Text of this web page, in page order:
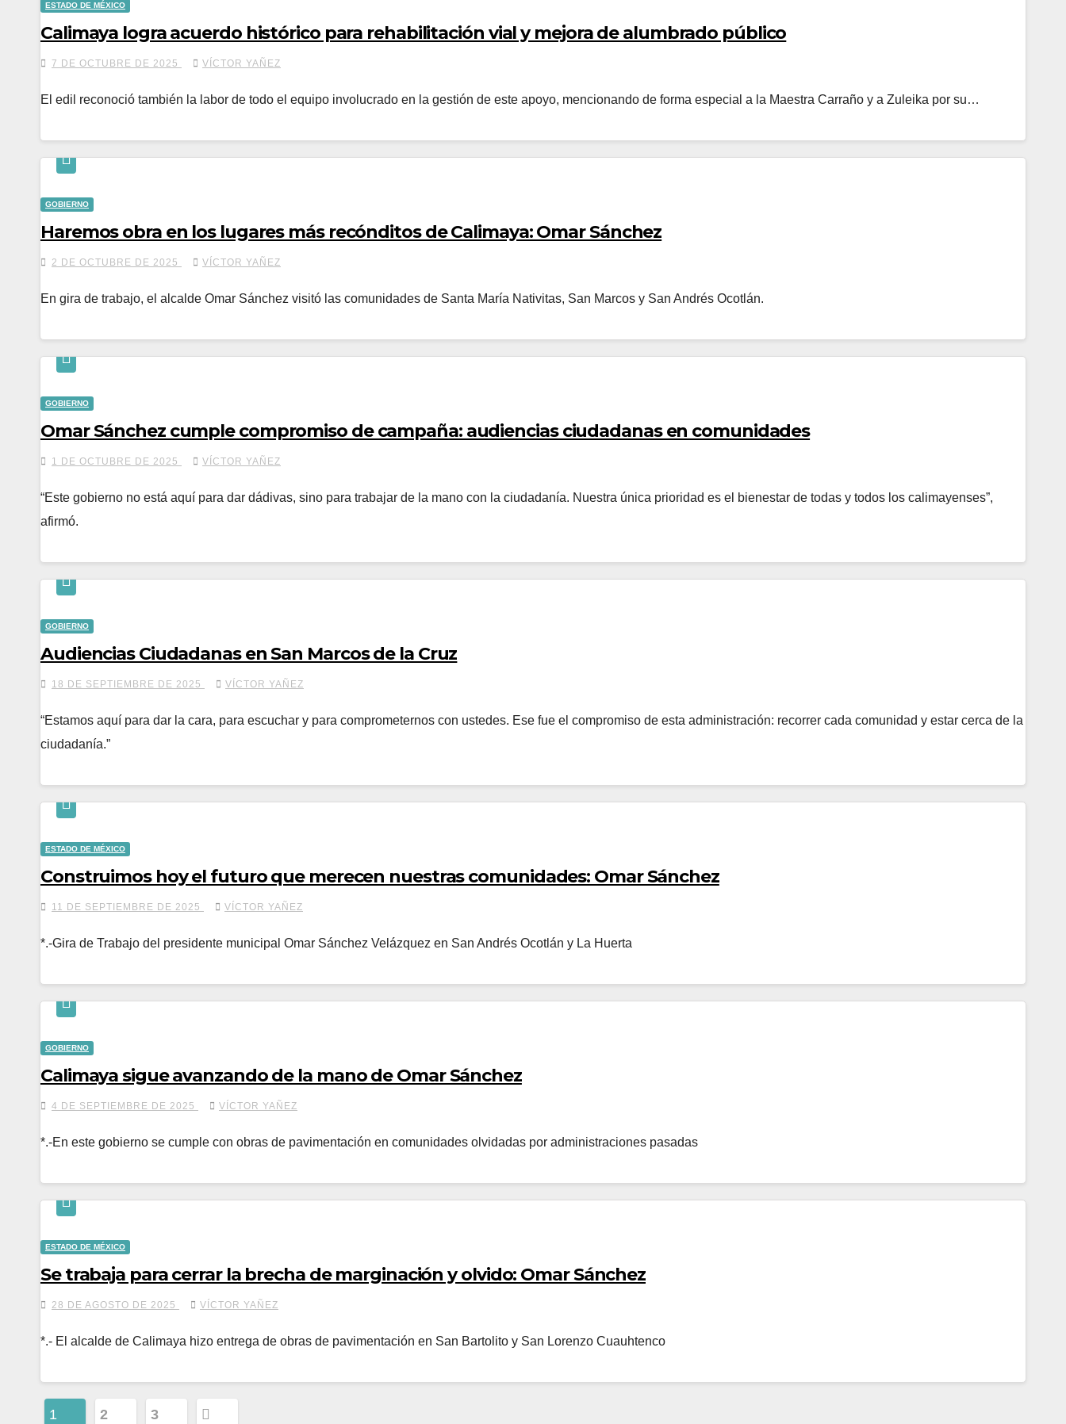
ESTADO DE MÉXICO
Calimaya logra acuerdo histórico para rehabilitación vial y mejora de alumbrado público
7 DE OCTUBRE DE 2025 VÍCTOR YAÑEZ
El edil reconoció también la labor de todo el equipo involucrado en la gestión de este apoyo, mencionando de forma especial a la Maestra Carraño y a Zuleika por su…
GOBIERNO
Haremos obra en los lugares más recónditos de Calimaya: Omar Sánchez
2 DE OCTUBRE DE 2025 VÍCTOR YAÑEZ
En gira de trabajo, el alcalde Omar Sánchez visitó las comunidades de Santa María Nativitas, San Marcos y San Andrés Ocotlán.
GOBIERNO
Omar Sánchez cumple compromiso de campaña: audiencias ciudadanas en comunidades
1 DE OCTUBRE DE 2025 VÍCTOR YAÑEZ
“Este gobierno no está aquí para dar dádivas, sino para trabajar de la mano con la ciudadanía. Nuestra única prioridad es el bienestar de todas y todos los calimayenses”,
afirmó.
GOBIERNO
Audiencias Ciudadanas en San Marcos de la Cruz
18 DE SEPTIEMBRE DE 2025 VÍCTOR YAÑEZ
“Estamos aquí para dar la cara, para escuchar y para comprometernos con ustedes. Ese fue el compromiso de esta administración: recorrer cada comunidad y estar cerca de la
ciudadanía.”
ESTADO DE MÉXICO
Construimos hoy el futuro que merecen nuestras comunidades: Omar Sánchez
11 DE SEPTIEMBRE DE 2025 VÍCTOR YAÑEZ
*.-Gira de Trabajo del presidente municipal Omar Sánchez Velázquez en San Andrés Ocotlán y La Huerta
GOBIERNO
Calimaya sigue avanzando de la mano de Omar Sánchez
4 DE SEPTIEMBRE DE 2025 VÍCTOR YAÑEZ
*.-En este gobierno se cumple con obras de pavimentación en comunidades olvidadas por administraciones pasadas
ESTADO DE MÉXICO
Se trabaja para cerrar la brecha de marginación y olvido: Omar Sánchez
28 DE AGOSTO DE 2025 VÍCTOR YAÑEZ
*.- El alcalde de Calimaya hizo entrega de obras de pavimentación en San Bartolito y San Lorenzo Cuauhtenco
Paginación
1 2 3